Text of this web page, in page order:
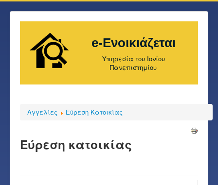
e-Ενοικιάζεται
Υπηρεσία του Ιονίου
Πανεπιστημίου
Αγγελίες Εύρεση Κατοικίας
Εύρεση κατοικίας